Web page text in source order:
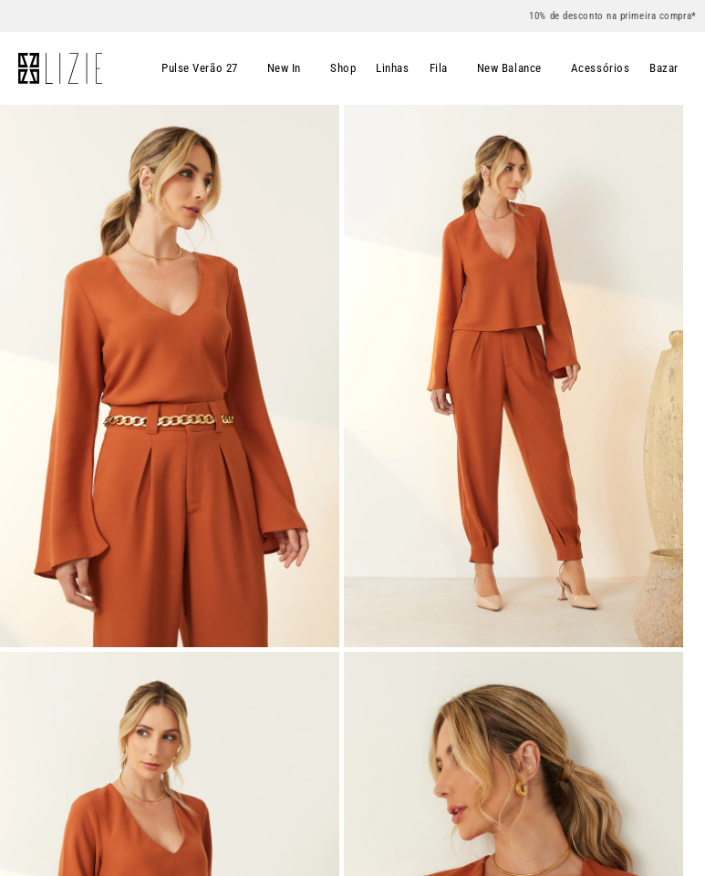
10% de desconto na primeira compra*
Pulse Verão 27 New In Shop Linhas Fila New Balance Acessórios Bazar